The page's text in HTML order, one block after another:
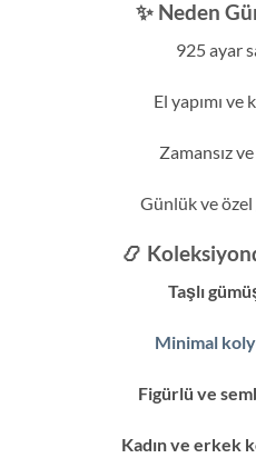
✨ Neden
925 ayar
El yapımı
Zamansız
Günlük ve özel
📿
Taşlı
Minimal
Figürlü ve
Kadın ve erkek